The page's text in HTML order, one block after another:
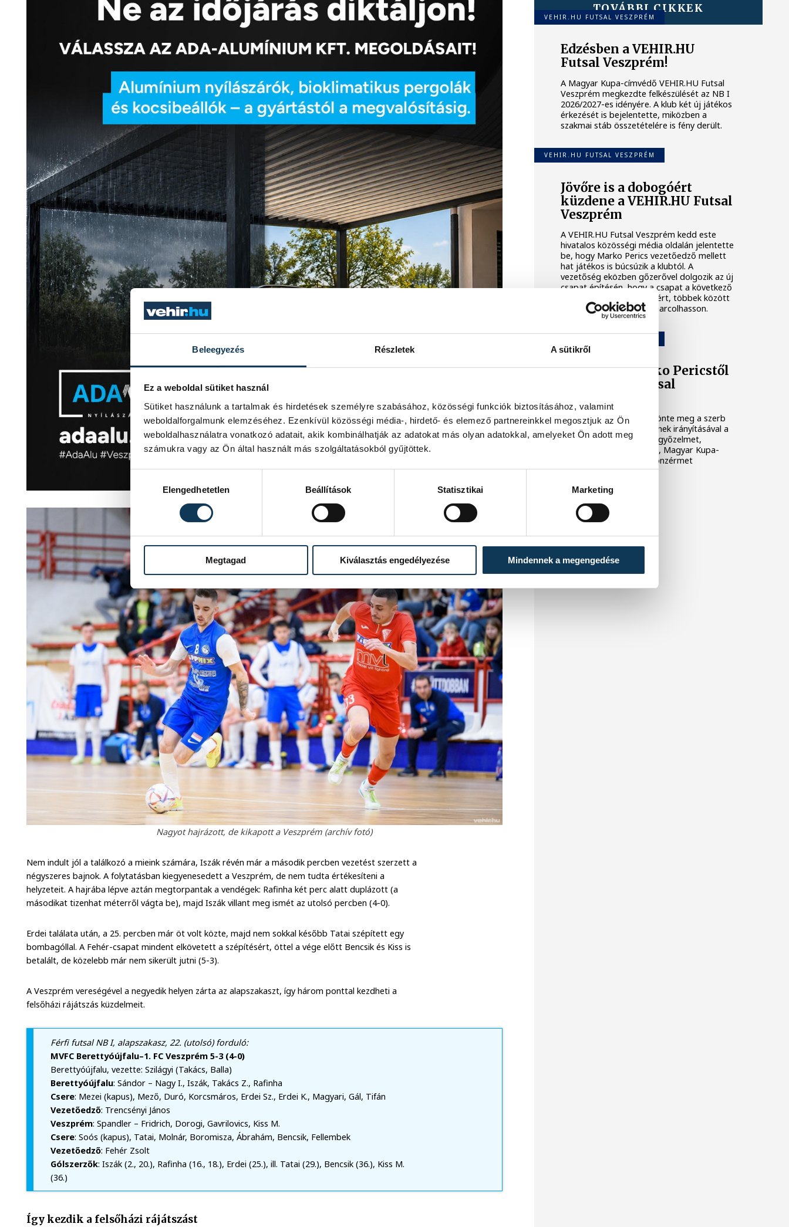
Beleegyezés Részletek A sütikről
Ez a weboldal sütiket használ
Sütiket használunk a tartalmak és hirdetések személyre szabásához, közösségi funkciók biztosításához, valamint
weboldalforgalmunk elemzéséhez. Ezenkívül közösségi média-, hirdető- és elemező partnereinkkel megosztjuk az Ön
weboldalhasználatra vonatkozó adatait, akik kombinálhatják az adatokat más olyan adatokkal, amelyeket Ön adott meg
számukra vagy az Ön által használt más szolgáltatásokból gyűjtöttek.
Elengedhetetlen
Beállítások Statisztikai Marketing
Megtagad Kiválasztás engedélyezése Mindennek a megengedése
Nagyot hajrázott, de kikapott a Veszprém (archív fotó)
Nem indult jól a találkozó a mieink számára, Iszák révén már a második percben vezetést szerzett a
négyszeres bajnok. A folytatásban kiegyenesedett a Veszprém, de nem tudta értékesíteni a
helyzeteit. A hajrába lépve aztán megtorpantak a vendégek: Rafinha két perc alatt duplázott (a
másodikat tizenhat méterről vágta be), majd Iszák villant meg ismét az utolsó percben (4-0).
Erdei találata után, a 25. percben már öt volt közte, majd nem sokkal később Tatai szépített egy
bombagóllal. A Fehér-csapat mindent elkövetett a szépítésért, öttel a vége előtt Bencsik és Kiss is
betalált, de közelebb már nem sikerült jutni (5-3).
A Veszprém vereségével a negyedik helyen zárta az alapszakaszt, így három ponttal kezdheti a
felsőházi rájátszás küzdelmeit.
Férfi futsal NB I, alapszakasz, 22. (utolsó) forduló:
MVFC Berettyóújfalu–1. FC Veszprém 5-3 (4-0)
Berettyóújfalu, vezette: Szilágyi (Takács, Balla)
Berettyóújfalu: Sándor – Nagy I., Iszák, Takács Z., Rafinha
Csere: Mezei (kapus), Mező, Duró, Korcsmáros, Erdei Sz., Erdei K., Magyari, Gál, Tifán
Vezetőedző: Trencsényi János
Veszprém: Spandler – Fridrich, Dorogi, Gavrilovics, Kiss M.
Csere: Soós (kapus), Tatai, Molnár, Boromisza, Ábrahám, Bencsik, Fellembek
Vezetőedző: Fehér Zsolt
Gólszerzők: Iszák (2., 20.), Rafinha (16., 18.), Erdei (25.), ill. Tatai (29.), Bencsik (36.), Kiss M.
(36.)
Így kezdik a felsőházi rájátszást
TOVÁBBI CIKKEK
VEHIR.HU FUTSAL VESZPRÉM
Edzésben a VEHIR.HU
Futsal Veszprém!
A Magyar Kupa-címvédő VEHIR.HU Futsal
Veszprém megkezdte felkészülését az NB I
2026/2027-es idényére. A klub két új játékos
érkezését is bejelentette, miközben a
szakmai stáb összetételére is fény derült.
VEHIR.HU FUTSAL VESZPRÉM
Jövőre is a dobogóért
küzdene a VEHIR.HU Futsal
Veszprém
A VEHIR.HU Futsal Veszprém kedd este
hivatalos közösségi média oldalán jelentette
be, hogy Marko Perics vezetőedző mellett
hat játékos is búcsúzik a klubtól. A
vezetőség eközben gőzerővel dolgozik az új
csapat építésén, hogy a csapat a következő
idényben is komoly célokért, többek között
dobogós helyezésekért harcolhasson.
Elköszönt Marko Pericstől
a VEHIR.HU Futsal
A klub saját oldalán köszönte meg a szerb
szakember munkáját, akinek irányításával a
veszprémiek alapszakaszgyőzelmet,
történelmi BL-szereplést, Magyar Kupa-
győzelmet és bajnoki bronzérmet
ünnepelhettek.